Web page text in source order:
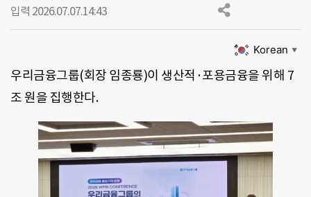
입력 2026.07.07.14:43
Korean ▼
우리금융그룹(회장 임종룡)이 생산적·포용금융을 위해 7
조 원을 집행한다.